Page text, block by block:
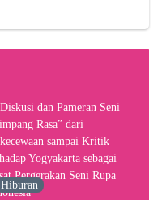
Hiburan